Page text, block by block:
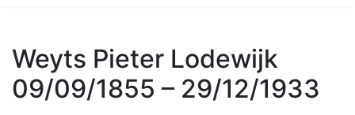
Weyts Pieter Lodewijk
09/09/1855 – 29/12/1933